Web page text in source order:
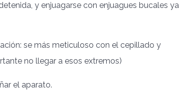
y enjuagarse con enjuagues bucales ya
se más meticuloso con el cepillado y
no llegar a esos extremos)
el aparato.